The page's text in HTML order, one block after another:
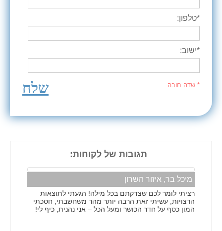
*טלפון:
*ישוב:
שלח * שדה חובה
תגובות של לקוחות:
מיכל בר, איזור השרון
רציתי לומר לכם שצדקתם בכל מילה! הגעתי לתוצאות
הרצויות, עשיתי זאת הרבה יותר מהר משחשבתי, חסכתי
המון כסף על חדר הכושר ומעל הכל – אני נהנית, כיף לי!